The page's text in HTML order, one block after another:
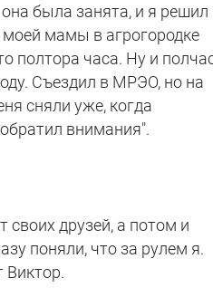
была занята, и я решил
моей мамы в агрогородке
полтора часа. Ну и
Съездил в МРЭО, но на
сняли уже, когда
внимания".
своих друзей, а потом и
поняли, что за рулем я.
Виктор.